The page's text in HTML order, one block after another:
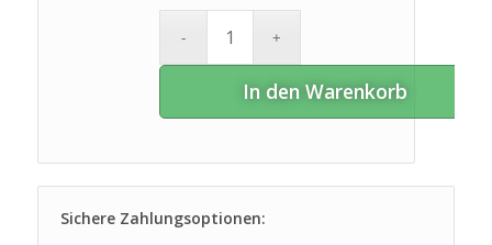
In den Warenkorb
Sichere Zahlungsoptionen: